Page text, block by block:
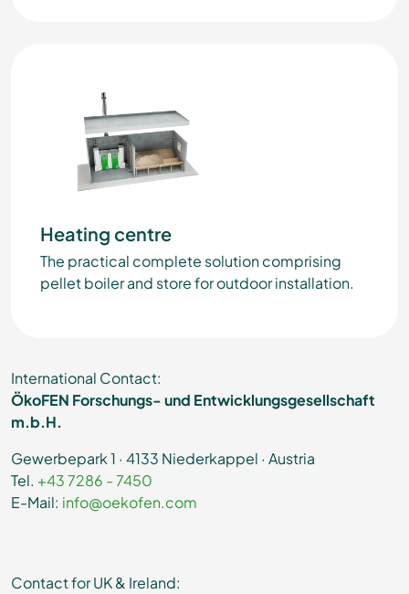
Heating centre
The practical complete solution comprising
pellet boiler and store for outdoor installation.
International Contact:
ÖkoFEN Forschungs- und Entwicklungsgesellschaft
m.b.H.
Gewerbepark 1 · 4133 Niederkappel · Austria
Tel. +43 7286 - 7450
E-Mail: info@oekofen.com
Contact for UK & Ireland: